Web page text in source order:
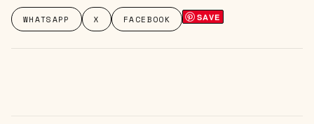
WHATSAPP X FACEBOOK SAVE